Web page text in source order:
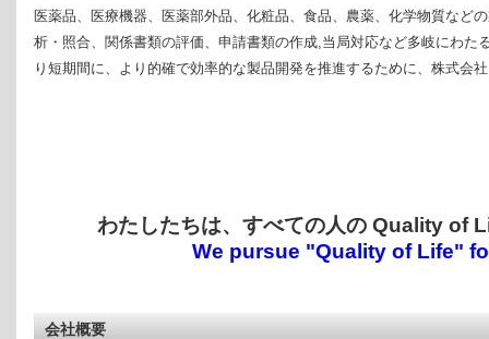
医薬品、医療機器、医薬部外品、化粧品、食品、農薬、化学物質など
析・照合、関係書類の評価、申請書類の作成,当局対応など多岐にわた
り短期間に、より的確で効率的な製品開発を推進するために、株式会
わたしたちは、すべての人の Quality of
We pursue "Quality of Life"
会社概要